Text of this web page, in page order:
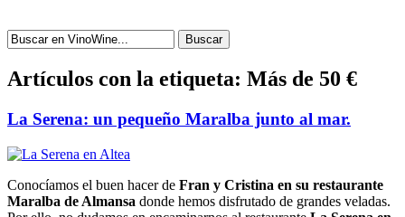
Buscar
Artículos con la etiqueta: Más de 50 €
La Serena: un pequeño Maralba junto al mar.
Conocíamos el buen hacer de Fran y Cristina en su restaurante
Maralba de Almansa donde hemos disfrutado de grandes veladas.